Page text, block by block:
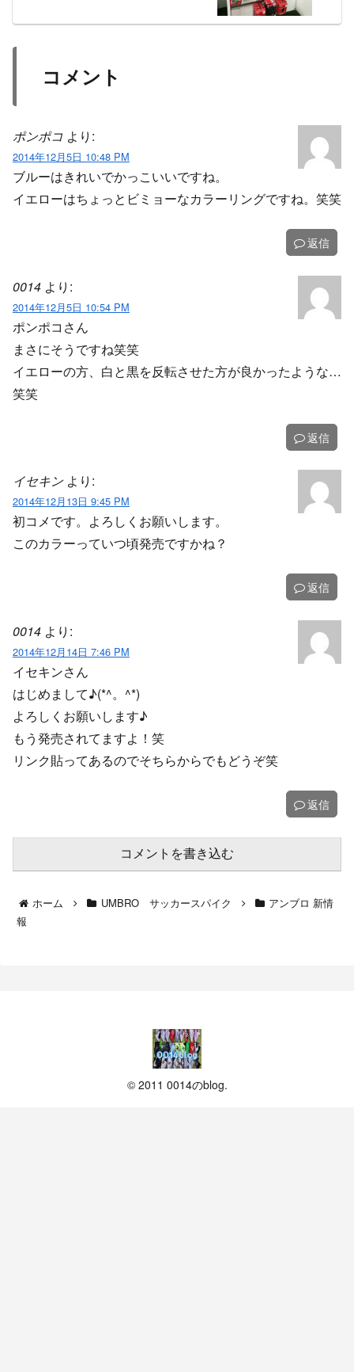
コメント
ポンポコ より:
2014年12月5日 10:48 PM
ブルーはきれいでかっこいいですね。
イエローはちょっとビミョーなカラーリングですね。笑笑
返信
0014 より:
2014年12月5日 10:54 PM
ポンポコさん
まさにそうですね笑笑
イエローの方、白と黒を反転させた方が良かったような…
笑笑
返信
イセキン より:
2014年12月13日 9:45 PM
初コメです。よろしくお願いします。
このカラーっていつ頃発売ですかね？
返信
0014 より:
2014年12月14日 7:46 PM
イセキンさん
はじめまして♪(*^。^*)
よろしくお願いします♪
もう発売されてますよ！笑
リンク貼ってあるのでそちらからでもどうぞ笑
返信
コメントを書き込む
ホーム UMBRO サッカースパイク
アンブロ 新情
報
© 2011 0014のblog.